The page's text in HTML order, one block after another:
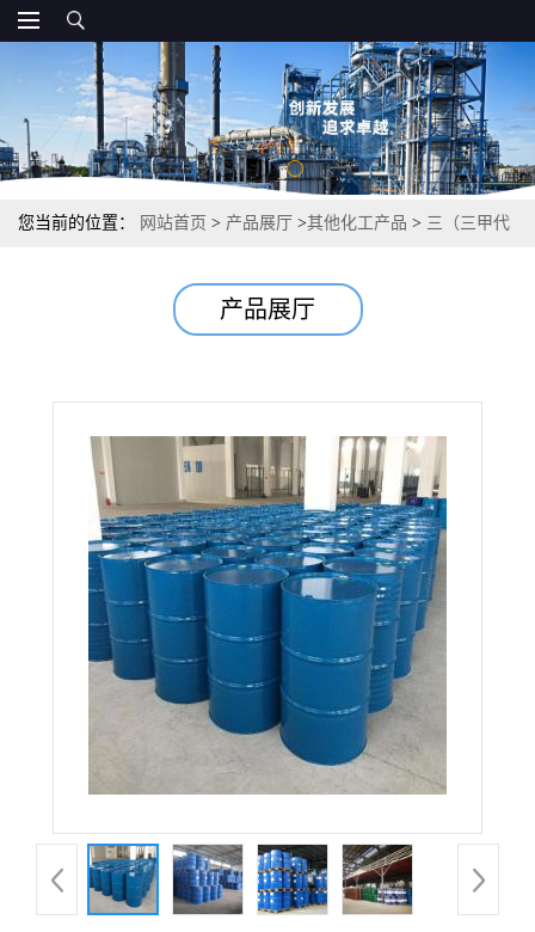
您当前的位置： 网站首页 > 产品展厅 >其他化工产品 > 三（三甲代
产品展厅